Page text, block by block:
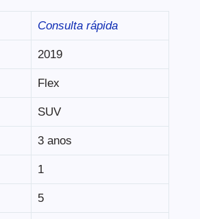
Consulta rápida
2019
Flex
SUV
3 anos
1
5